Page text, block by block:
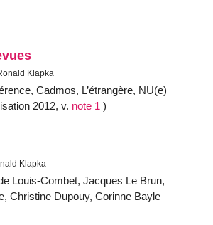
Klapka
Cadmos, L’étrangère, NU(e)
2012, v. note 1 )
Klapka
Louis-Combet, Jacques Le Brun,
Christine Dupouy, Corinne Bayle